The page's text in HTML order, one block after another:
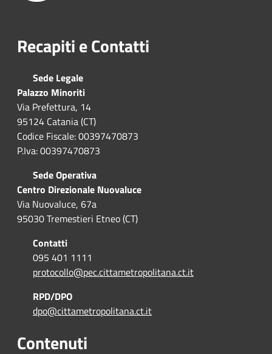
Recapiti e Contatti
Sede Legale
Palazzo Minoriti
Via Prefettura, 14
95124 Catania (CT)
Codice Fiscale: 00397470873
P.Iva: 00397470873
Sede Operativa
Centro Direzionale Nuovaluce
Via Nuovaluce, 67a
95030 Tremestieri Etneo (CT)
Contatti
095 401 1111
protocollo@pec.cittametropolitana.ct.it
RPD/DPO
dpo@cittametropolitana.ct.it
Contenuti